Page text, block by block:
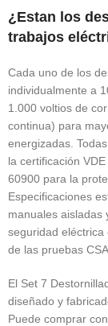
¿Estan los
trabajos
Cada uno de los
individualmente a
1.000 voltios de
continua) para
energizadas.
la certificación
60900 para la
Especificaciones
manuales aisladas
seguridad
de las pruebas
El Set 7
diseñado y
Puede comprar